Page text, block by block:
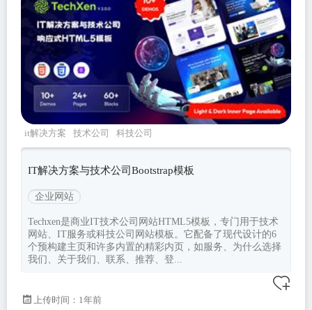
it解决方案 技术公司
科技公司
techxen
Bootstrapv520
IT解决方案与技术公司Bootstrap模板
企业网站
Techxen是商业IT技术公司网站HTML5模板，专门用于技术
网站、IT服务或科技公司网站模板。它配备了现代设计的6
个预构建主页和许多内置的精彩内页，如服务、为什么选择
我们、关于我们、联系、推荐、登...
上传时间：1年前